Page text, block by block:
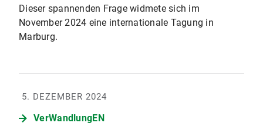
Dieser spannenden Frage widmete sich im
November 2024 eine internationale Tagung in
Marburg.
5. DEZEMBER 2024
VerWandlungEN